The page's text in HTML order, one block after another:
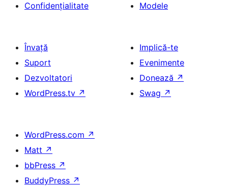
Confidențialitate
Modele
Învață
Suport
Dezvoltatori
WordPress.tv ↗
Implică-te
Evenimente
Donează ↗
Swag ↗
WordPress.com ↗
Matt ↗
bbPress ↗
BuddyPress ↗